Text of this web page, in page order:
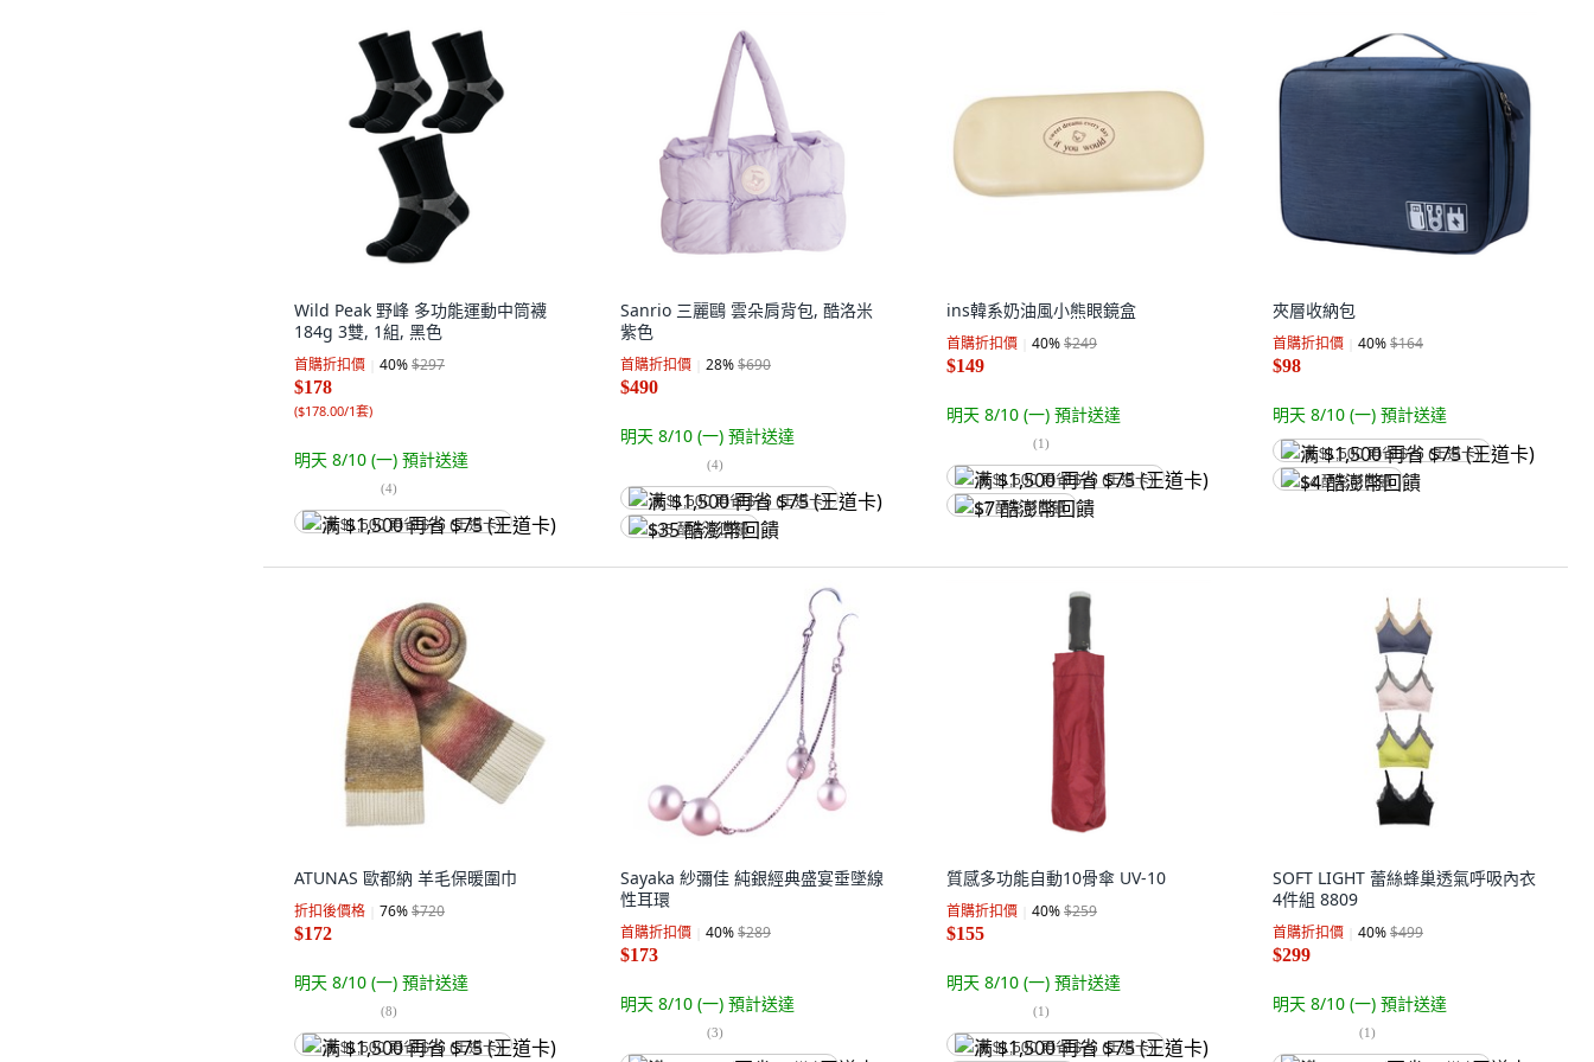
Wild Peak 野峰 多功能運動中筒襪
184g 3雙, 1組, 黑色
首購折扣價 40%$297
$178
($178.00/1套)
明天 8/10 (一) 預計送達
(4)
满 $1,500 再省 $75 (王道卡)
Sanrio 三麗鷗 雲朵肩背包, 酷洛米
紫色
首購折扣價 28%$690
$490
明天 8/10 (一) 預計送達
(4)
满 $1,500 再省 $75 (王道卡)
$35 酷澎幣回饋
ins韓系奶油風小熊眼鏡盒
首購折扣價 40%$249
$149
明天 8/10 (一) 預計送達
(1)
满 $1,500 再省 $75 (王道卡)
$7 酷澎幣回饋
夾層收納包
首購折扣價 40%$164
$98
明天 8/10 (一) 預計送達
满 $1,500 再省 $75 (王道卡)
$4 酷澎幣回饋
ATUNAS 歐都納 羊毛保暖圍巾
折扣後價格 76%$720
$172
明天 8/10 (一) 預計送達
(8)
满 $1,500 再省 $75 (王道卡)
Sayaka 紗彌佳 純銀經典盛宴垂墜線
性耳環
首購折扣價 40%$289
$173
明天 8/10 (一) 預計送達
(3)
質感多功能自動10骨傘 UV-10
首購折扣價 40%$259
$155
明天 8/10 (一) 預計送達
(1)
满 $1,500 再省 $75 (王道卡)
SOFT LIGHT 蕾絲蜂巢透氣呼吸內衣
4件組 8809
首購折扣價 40%$499
$299
明天 8/10 (一) 預計送達
(1)